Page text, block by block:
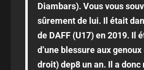
Diambars). Vous vous
sûrement de lui. Il était
de DAFF (U17) en 2019. Il
d’une blessure aux
droit) dep8 un an. Il a